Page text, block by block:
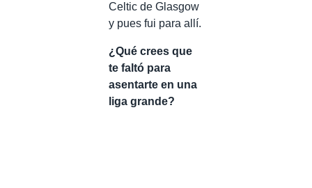
Celtic de Glasgow
y pues fui para allí.
¿Qué crees que
te faltó para
asentarte en una
liga grande?